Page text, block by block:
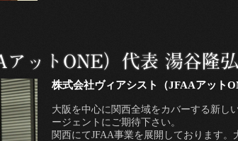
株式会社ヴィアシスト（JFAAアット
大阪を中心に関西全域をカバーする新し
ージェントにご期待下さい。
関西にてJFAA事業を展開しております